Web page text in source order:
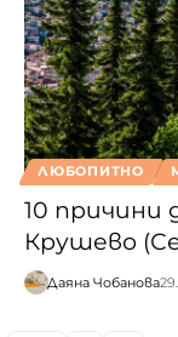
ЛЮБОПИТНО
10 причини
Крушево
Даяна Чобанова